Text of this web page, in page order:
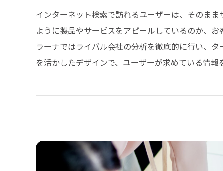
インターネット検索で訪れるユーザーは、そのま
ように製品やサービスをアピールしているのか、
ラーナではライバル会社の分析を徹底的に行い、
を活かしたデザインで、ユーザーが求めている情